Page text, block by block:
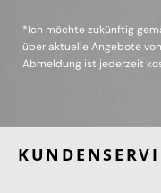
*Ich möchte zukünftig
über aktuelle Angebote
Abmeldung ist jederzeit